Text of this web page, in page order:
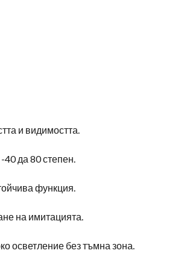
и видимостта.
да 80 степен.
функция.
на имитацията.
осветление без тъмна зона.